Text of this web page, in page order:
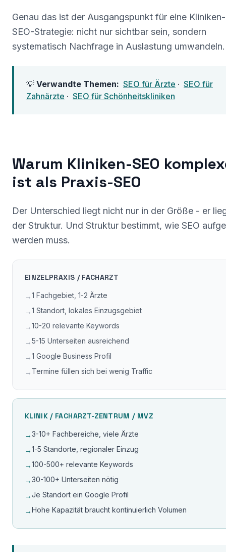
Genau das ist der Ausgangspunkt für eine Kliniken-
SEO-Strategie: nicht nur sichtbar sein, sondern
systematisch Nachfrage in Auslastung umwandeln.
💡 Verwandte Themen: SEO für Ärzte · SEO für
Zahnärzte · SEO für Schönheitskliniken
Warum Kliniken-SEO
ist als Praxis-SEO
Der Unterschied liegt nicht nur in der Größe - er
der Struktur. Und Struktur bestimmt, wie SEO
werden muss.
EINZELPRAXIS / FACHARZT
→1 Fachgebiet, 1-2 Ärzte
→1 Standort, lokales Einzugsgebiet
→10-20 relevante Keywords
→5-15 Unterseiten ausreichend
→1 Google Business Profil
→ Termine füllen sich bei wenig Traffic
KLINIK / FACHARZT-ZENTRUM / MVZ
→3-10+ Fachbereiche, viele Ärzte
→1-5 Standorte, regionaler Einzug
→100-500+ relevante Keywords
→30-100+ Unterseiten nötig
→Je Standort ein Google Profil
→Hohe Kapazität braucht kontinuierlich Volumen